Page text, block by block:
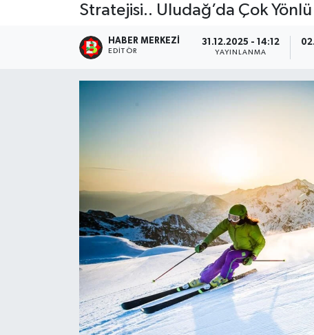
Stratejisi.. Uludağ’da Çok
HABER MERKEZI
EDITÖR
31.12.2025 - 14:12
YAYINLANMA